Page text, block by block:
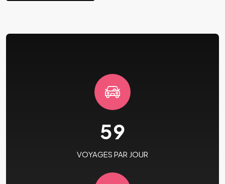
59
VOYAGES PAR JOUR